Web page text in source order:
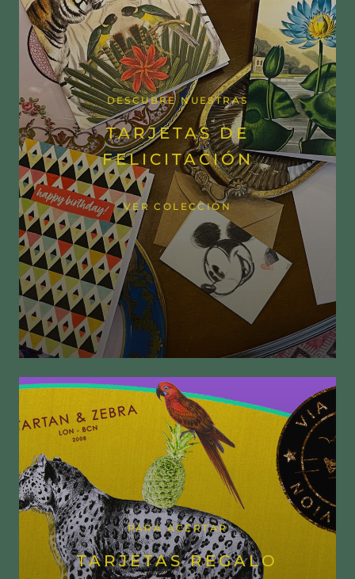
DESCUBRE NUESTRAS
TARJETAS DE
FELICITACIÓN
VER COLECCIÓN
PARA ACERTAR
TARJETAS REGALO